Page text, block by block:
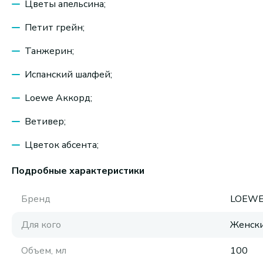
Цветы апельсина;
Петит грейн;
Танжерин;
Испанский шалфей;
Loewe Аккорд;
Ветивер;
Цветок абсента;
Подробные характеристики
Бренд
Для кого
Объем, мл
100